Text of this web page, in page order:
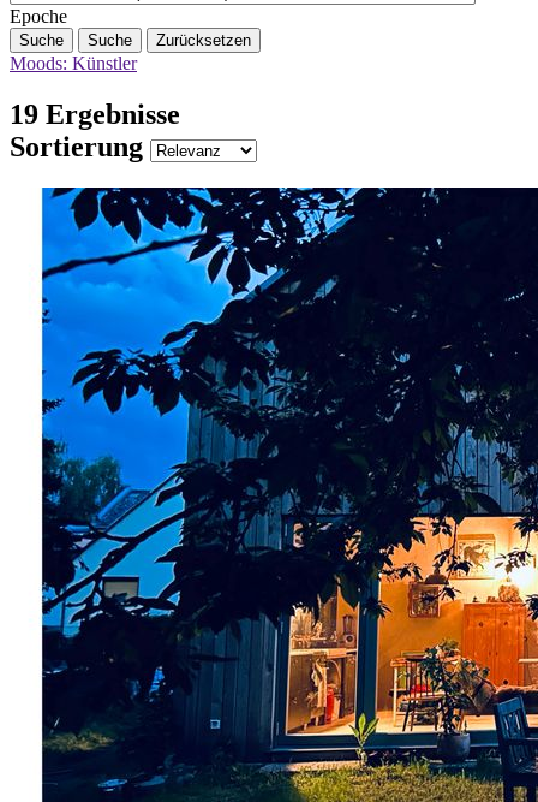
Epoche
Suche Zurücksetzen
Moods: Künstler
19 Ergebnisse
Sortierung